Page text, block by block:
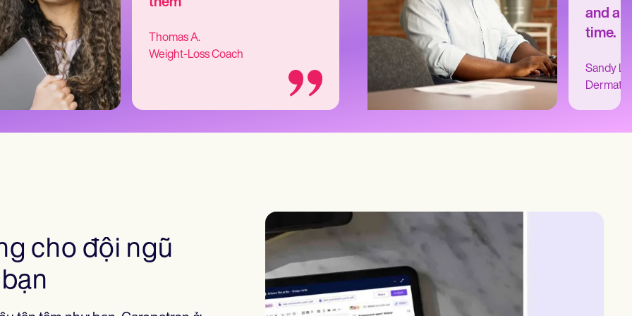
them
Thomas A.
Weight-Loss Coach
and
time.
Sandy L.
cho đội ngũ